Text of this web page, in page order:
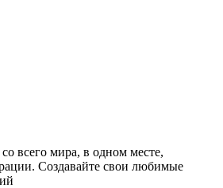
всего мира, в одном месте,
Создавайте свои любимые